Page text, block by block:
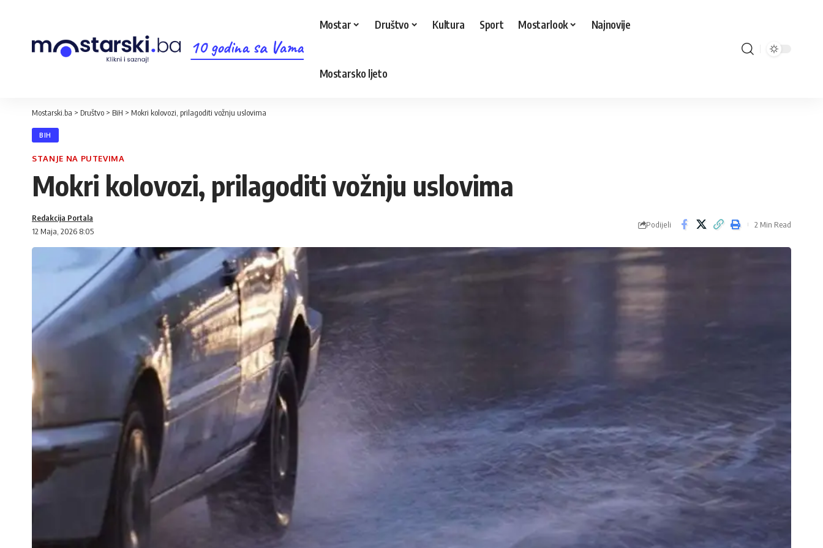
10 godina sa Vama
Mostar Društvo Kultura Sport Mostarlook Najnovije
Mostarsko ljeto
Mostarski.ba > Društvo > BiH > Mokri kolovozi, prilagoditi vožnju uslovima
BIH
STANJE NA PUTEVIMA
Mokri kolovozi, prilagoditi vožnju uslovima
12 Maja, 2026 8:05
Redakcija Portala
Podijeli 2 Min Read